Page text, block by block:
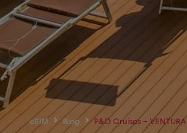
eSIM Blog P&O Cruises – VENTURA